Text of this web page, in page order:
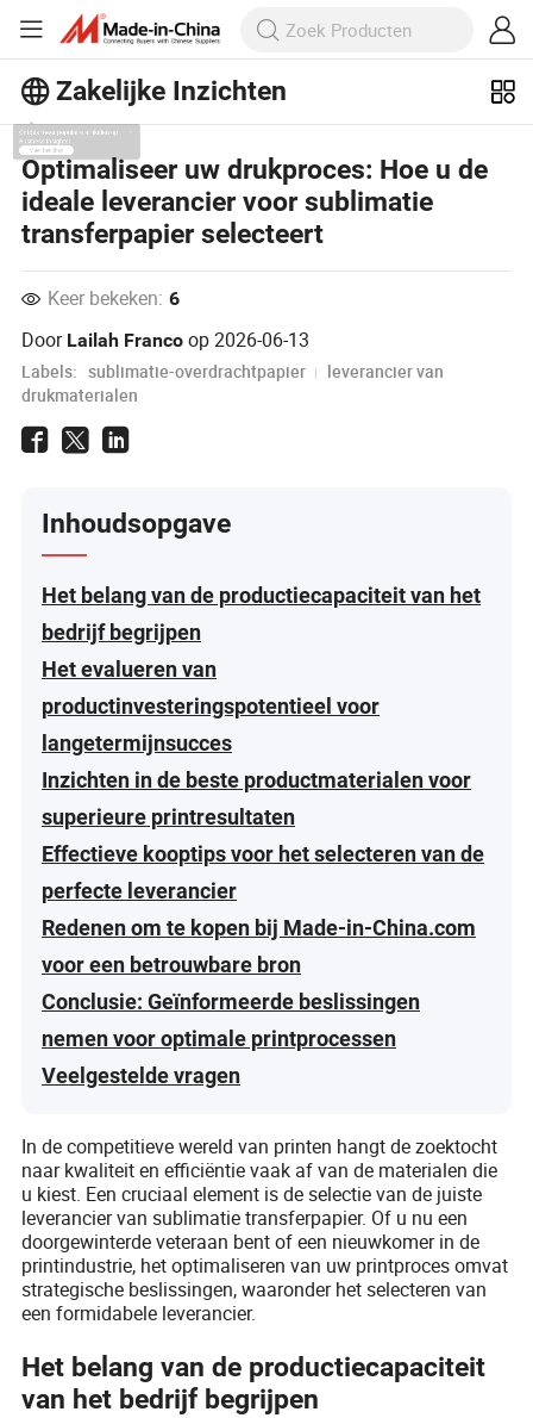
Zakelijke Inzichten
Ontdek meer populaire artikelen op
Business Insights!
Meer bekijken
Optimaliseer uw drukproces: Hoe u de
ideale leverancier voor sublimatie
transferpapier selecteert
Keer bekeken: 6
Door Lailah Franco op2026-06-13
Labels: sublimatie-overdrachtpapier
leverancier van
drukmaterialen
Inhoudsopgave
Het belang van de productiecapaciteit van het
bedrijf begrijpen
Het evalueren van
productinvesteringspotentieel voor
langetermijnsucces
Inzichten in de beste productmaterialen voor
superieure printresultaten
Effectieve kooptips voor het selecteren van de
perfecte leverancier
Redenen om te kopen bij Made-in-China.com
voor een betrouwbare bron
Conclusie: Geïnformeerde beslissingen
nemen voor optimale printprocessen
Veelgestelde vragen
In de competitieve wereld van printen hangt de zoektocht
naar kwaliteit en efficiëntie vaak af van de materialen die
u kiest. Een cruciaal element is de selectie van de juiste
leverancier van sublimatie transferpapier. Of u nu een
doorgewinterde veteraan bent of een nieuwkomer in de
printindustrie, het optimaliseren van uw printproces omvat
strategische beslissingen, waaronder het selecteren van
een formidabele leverancier.
Het belang van de productiecapaciteit
van het bedrijf begrijpen